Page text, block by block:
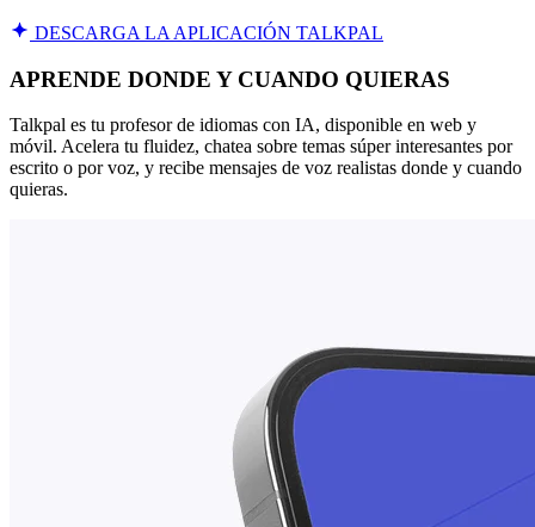
DESCARGA LA APLICACIÓN TALKPAL
APRENDE DONDE Y CUANDO QUIERAS
Talkpal es tu profesor de idiomas con IA, disponible en web y
móvil. Acelera tu fluidez, chatea sobre temas súper interesantes por
escrito o por voz, y recibe mensajes de voz realistas donde y cuando
quieras.